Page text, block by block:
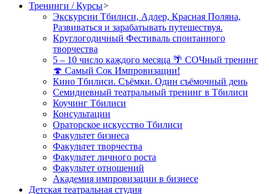
Тренинги / Курсы>
Экскурсии Тбилиси, Адлер, Красная Поляна,
Развиваться и зарабатывать путешествуя.
Круглогодичный Фестиваль спонтанного
творчества
5 – 10 число каждого месяца 🌴 СОЧный тренинг
🍄 Самый Сок Импровизации!
Кино Тбилиси. Съёмки. Один съёмочный день
Семидневный театральный тренинг в Тбилиси
Коучинг Тбилиси
Консультации
Ораторское искусство Тбилиси
Факультет бизнеса
Факультет творчества
Факультет личного роста
Факультет отношений
Академия импровизации в бизнесе
Детская театральная студия